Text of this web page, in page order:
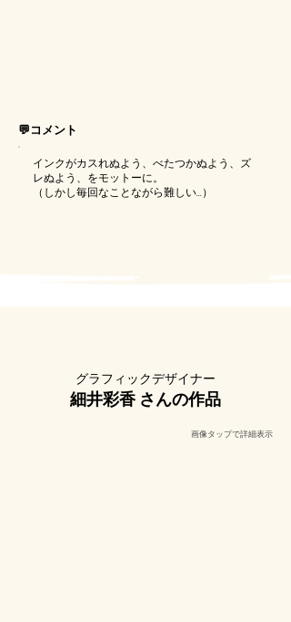
💬コメント
インクがカスれぬよう、べたつかぬよう、ズ
レぬよう、をモットーに。
（しかし毎回なことながら難しい...）
​グラフィックデザイナー
細井彩香 さんの作品
​画像タップで詳細表示